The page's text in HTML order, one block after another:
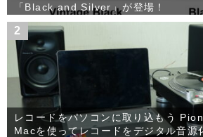
「Black and Silver」が登場！
2
レコードをパソコンに取り込もう
Macを使ってレコードをデジタル音源